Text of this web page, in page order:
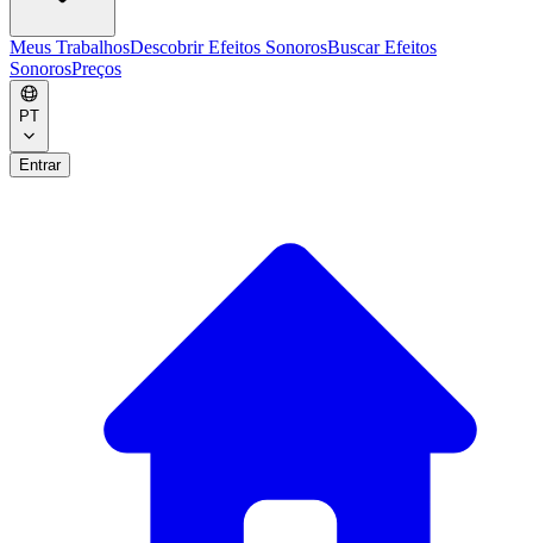
Meus TrabalhosDescobrir Efeitos SonorosBuscar Efeitos
SonorosPreços
PT
Entrar